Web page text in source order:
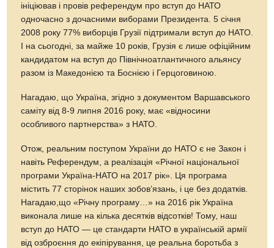
ініціював і провів референдум про вступ до НАТО
одночасно з дочасними виборами Президента. 5 січня
2008 року 77% виборців Грузії підтримали вступ до НАТО.
І на сьогодні, за майже 10 років, Грузія є лише офіційним
кандидатом на вступ до Північноатлантичного альянсу
разом із Македонією та Боснією і Герцоговиною.
Нагадаю, що Україна, згідно з документом Варшавського
саміту від 8-9 липня 2016 року, має «відносини
особливого партнерства» з НАТО.
Отож, реальним поступом України до НАТО є не Закон і
навіть Референдум, а реалізація «Річної національної
програми Україна-НАТО на 2017 рік». Ця програма
містить 77 сторінок наших зобов’язань, і це без додатків.
Нагадаю,що «Річну програму…» на 2016 рік Україна
виконала лише на кілька десятків відсотків! Тому, наш
вступ до НАТО — це стандарти НАТО в українській армії
від озброєння до екіпірування, це реальна боротьба з